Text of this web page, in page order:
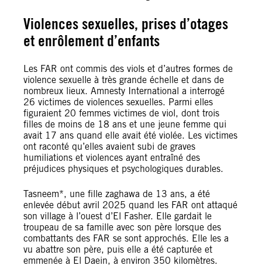
Violences sexuelles, prises d’otages
et enrôlement d’enfants
Les FAR ont commis des viols et d’autres formes de
violence sexuelle à très grande échelle et dans de
nombreux lieux. Amnesty International a interrogé
26 victimes de violences sexuelles. Parmi elles
figuraient 20 femmes victimes de viol, dont trois
filles de moins de 18 ans et une jeune femme qui
avait 17 ans quand elle avait été violée. Les victimes
ont raconté qu’elles avaient subi de graves
humiliations et violences ayant entraîné des
préjudices physiques et psychologiques durables.
Tasneem*, une fille zaghawa de 13 ans, a été
enlevée début avril 2025 quand les FAR ont attaqué
son village à l’ouest d’El Fasher. Elle gardait le
troupeau de sa famille avec son père lorsque des
combattants des FAR se sont approchés. Elle les a
vu abattre son père, puis elle a été capturée et
emmenée à El Daein, à environ 350 kilomètres.